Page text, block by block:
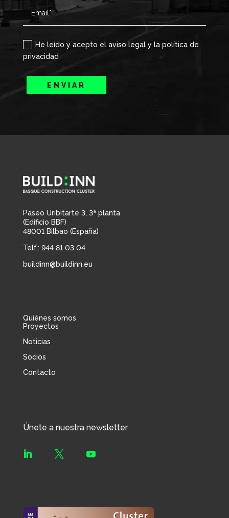
He leído y acepto el aviso legal y la política de
privacidad
ENVIAR
Paseo Uribitarte 3, 3ª planta
(Edificio BBF)
48001 Bilbao (España)
Telf.: 944 81 03 04
buildinn@buildinn.eu
Quiénes somos
Proyectos
Noticias
Socios
Contacto
Únete a nuestra newsletter
  